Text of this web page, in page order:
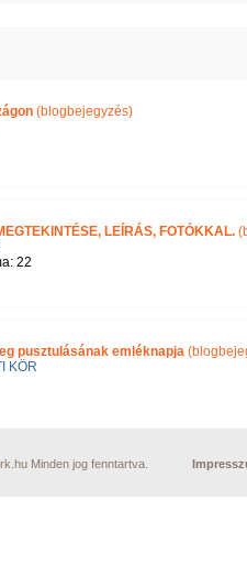
(blogbejegyzés)
LEÍRÁS, FOTÓKKAL.
22
pusztulásának emléknapja
KÖR
Minden jog fenntartva.